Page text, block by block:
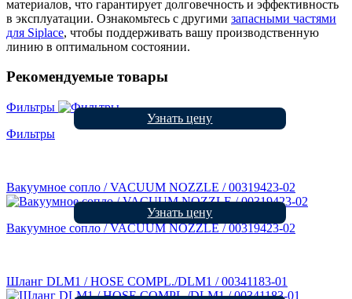
материалов, что гарантирует долговечность и эффективность
в эксплуатации. Ознакомьтесь с другими запасными частями
для Siplace, чтобы поддерживать вашу производственную
линию в оптимальном состоянии.
Рекомендуемые товары
Фильтры
Фильтры
Узнать цену
Вакуумное сопло / VACUUM NOZZLE / 00319423-02
Вакуумное сопло / VACUUM NOZZLE / 00319423-02
Узнать цену
Шланг DLM1 / HOSE COMPL./DLM1 / 00341183-01